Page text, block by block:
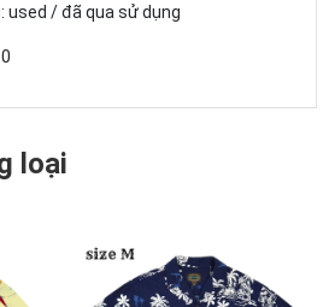
used / đã qua sử dụng
loại